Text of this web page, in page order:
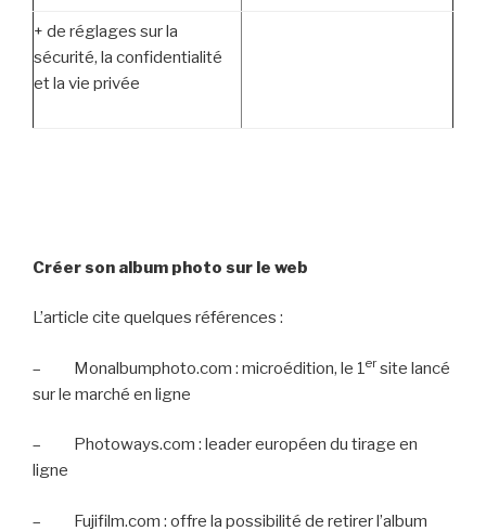
+ de réglages sur la
sécurité, la confidentialité
et la vie privée
Créer son album photo sur le web
L’article cite quelques références :
– Monalbumphoto.com : microédition, le 1ersite lancé
sur le marché en ligne
–
Photoways.com : leader européen du tirage en
ligne
– Fujifilm.com : offre la possibilité de retirer l’album